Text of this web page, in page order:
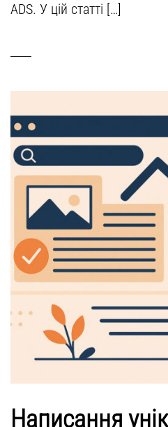
ADS. У цій статті […]
Написання